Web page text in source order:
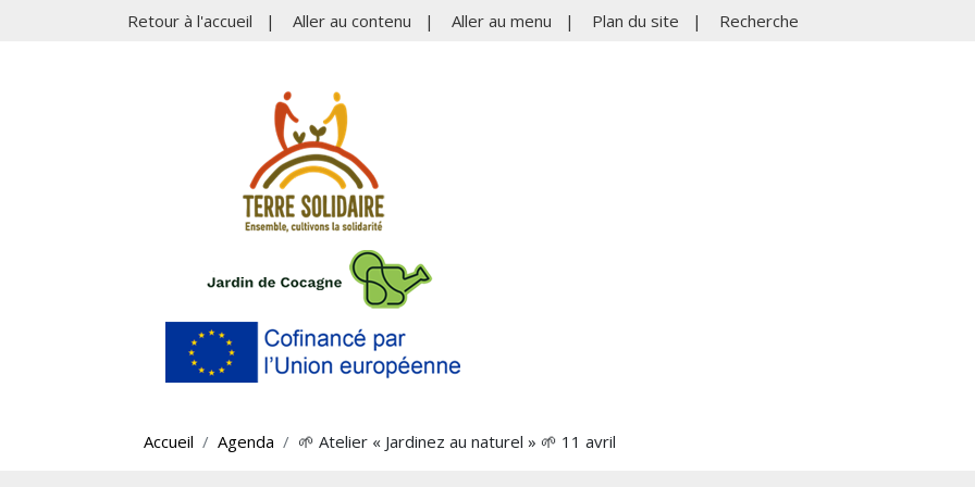
Retour à l'accueil | Aller au contenu | Aller au menu | Plan du site | Recherche
Accueil Agenda 🌱 Atelier « Jardinez au naturel » 🌱 11 avril